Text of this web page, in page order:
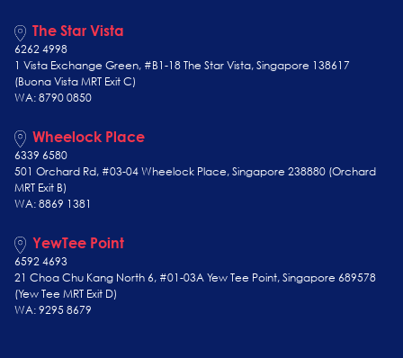
The Star Vista
6262 4998
1 Vista Exchange Green, #B1-18 The Star Vista, Singapore 138617
(Buona Vista MRT Exit C)
WA: 8790 0850
Wheelock Place
6339 6580
501 Orchard Rd, #03-04 Wheelock Place, Singapore 238880 (Orchard
MRT Exit B)
WA: 8869 1381
YewTee Point
6592 4693
21 Choa Chu Kang North 6, #01-03A Yew Tee Point, Singapore 689578
(Yew TeeMRT Exit D)
WA: 9295 8679